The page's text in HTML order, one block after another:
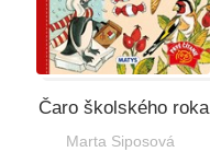
Čaro školského roka
Marta Siposová